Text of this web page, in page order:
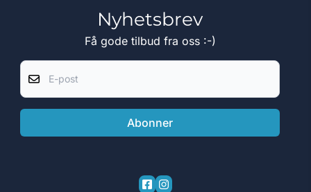
Nyhetsbrev
Få gode tilbud fra oss :-)
Abonner